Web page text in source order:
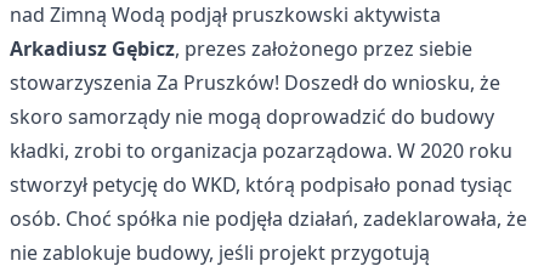
nad Zimną Wodą podjął pruszkowski aktywista
Arkadiusz Gębicz, prezes założonego przez siebie
stowarzyszenia Za Pruszków! Doszedł do wniosku, że
skoro samorządy nie mogą doprowadzić do budowy
kładki, zrobi to organizacja pozarządowa. W 2020 roku
stworzył petycję do WKD, którą podpisało ponad tysiąc
osób. Choć spółka nie podjęła działań, zadeklarowała, że
nie zablokuje budowy, jeśli projekt przygotują